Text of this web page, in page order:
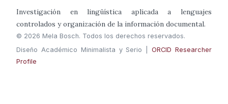
Investigación en lingüística aplicada a lenguajes
controlados y organización de la información documental.
© 2026 Mela Bosch. Todos los derechos reservados.
Diseño Académico Minimalista y Serio |ORCID Researcher
Profile